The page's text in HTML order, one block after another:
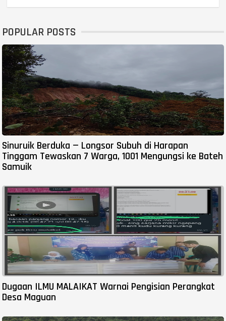
POPULAR POSTS
Sinuruik Berduka — Longsor Subuh di Harapan
Tinggam Tewaskan 7 Warga, 1001 Mengungsi ke Bateh
Samuik
Dugaan ILMU MALAIKAT Warnai Pengisian Perangkat
Desa Maguan